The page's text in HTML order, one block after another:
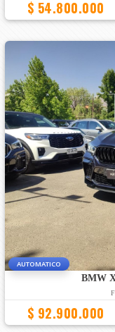
$ 54.800.000
AUTOMATICO
BMW
$ 92.900.000